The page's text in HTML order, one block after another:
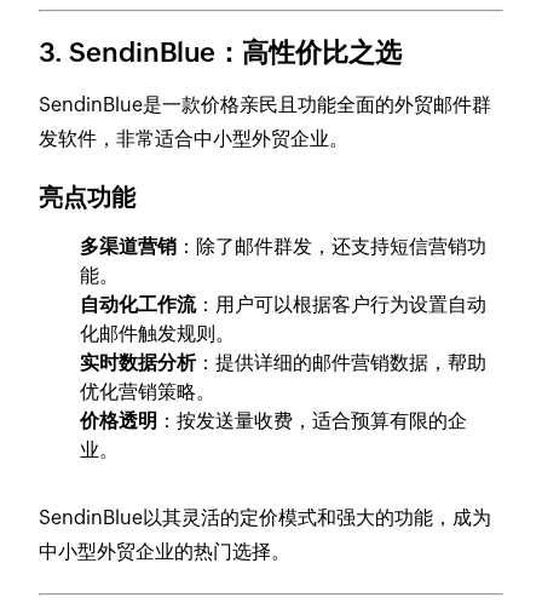
3. SendinBlue：高性价比之选
SendinBlue是一款价格亲民且功能全面的外贸邮件群
发软件，非常适合中小型外贸企业。
亮点功能
多渠道营销 ：除了邮件群发，还支持短信营销功
能。
自动化工作流：用户可以根据客户行为设置自动
化邮件触发规则。
实时数据分析：提供详细的邮件营销数据，帮助
优化营销策略。
价格透明 ：按发送量收费，适合预算有限的企
业。
SendinBlue以其灵活的定价模式和强大的功能，成为
中小型外贸企业的热门选择。